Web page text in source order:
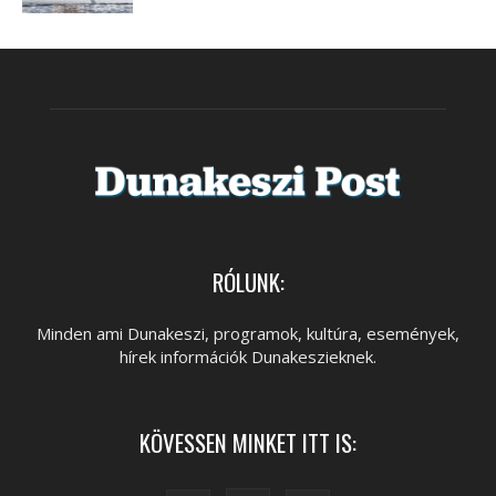
RÓLUNK:
Minden ami Dunakeszi, programok, kultúra, események,
hírek információk Dunakeszieknek.
KÖVESSEN MINKET ITT IS: